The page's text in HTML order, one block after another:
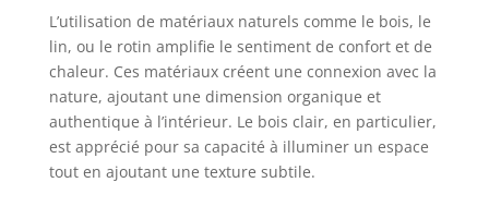
L’utilisation de matériaux naturels comme le bois, le
lin, ou le rotin amplifie le sentiment de confort et de
chaleur. Ces matériaux créent une connexion avec la
nature, ajoutant une dimension organique et
authentique à l’intérieur. Le bois clair, en particulier,
est apprécié pour sa capacité à illuminer un espace
tout en ajoutant une texture subtile.